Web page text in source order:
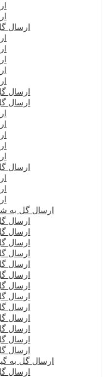
ارسال
ارسال
ارسال
ارسال
ارسال گل به
ارسال
ارسال
ارسال
ارسال
ارسال
ارسال
ارسال
ارسال
ارسال
ارسال
ارسال
ارسال
ارسال
ارسال گل به
ارسال